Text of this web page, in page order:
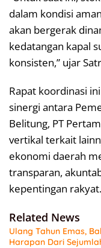
dalam kondisi
akan bergerak
kedatangan kapal
konsisten,” ujar
​Rapat koordinasi
sinergi antara
Belitung, PT
vertikal terkait
ekonomi daerah
transparan,
kepentingan
Related News
Ulang Tahun Emas,
Harapan Dari